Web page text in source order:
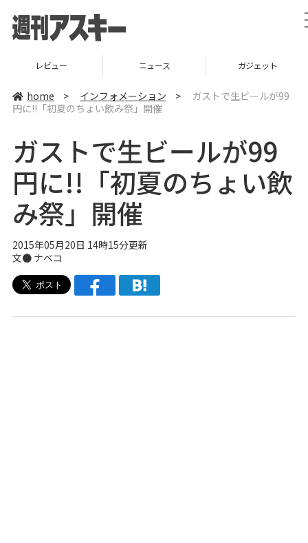
レビュー ニュース ガジェット
home > インフォメーション >
ガストで生ビールが99
円に!!「初夏のちょい飲み祭」開催
ガストで生ビールが99
円に!!「初夏のちょい飲
み祭」開催
2015年05月20日 14時15分更新
文● ナベコ